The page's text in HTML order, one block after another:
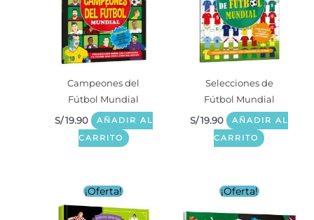
Campeones del
Fútbol Mundial
S/19.90
AÑADIR AL
CARRITO
Selecciones de
Fútbol Mundial
S/19.90
AÑADIR AL
CARRITO
¡Oferta! ¡Oferta!